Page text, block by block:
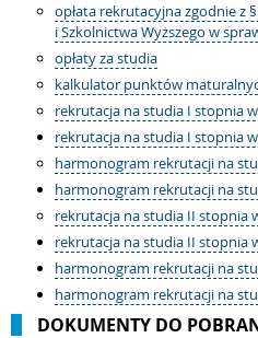
opłata rekrutacyjna zgodnie z
i Szkolnictwa Wyższego w
opłaty za studia
kalkulator punktów
rekrutacja na studia I stopnia w
rekrutacja na studia I stopnia w
harmonogram rekrutacji na
harmonogram rekrutacji na
rekrutacja na studia II stopnia
rekrutacja na studia II stopnia
harmonogram rekrutacji na
harmonogram rekrutacji na
DOKUMENTY DO